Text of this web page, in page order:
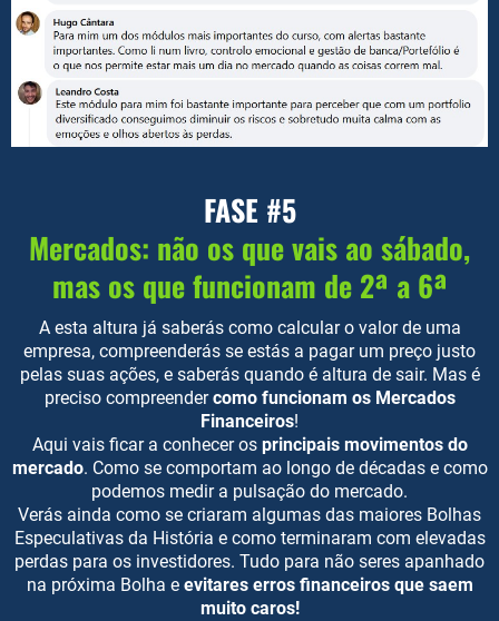
FASE #5
Mercados: não os que vais ao sábado,
mas os que funcionam de 2ª a 6ª
A esta altura já saberás como calcular o valor de uma
empresa, compreenderás se estás a pagar um preço justo
pelas suas ações, e saberás quando é altura de sair. Mas é
preciso compreendercomo funcionam os Mercados
Financeiros!
Aqui vais ficar a conhecer os principais movimentos do
mercado. Como se comportam ao longo de décadas e como
podemos medir a pulsação do mercado.
Verás ainda como se criaram algumas das maiores Bolhas
Especulativas da História e como terminaram com elevadas
perdas para os investidores. Tudo para não seres apanhado
na próxima Bolha e evitares erros financeiros que saem
muito caros!